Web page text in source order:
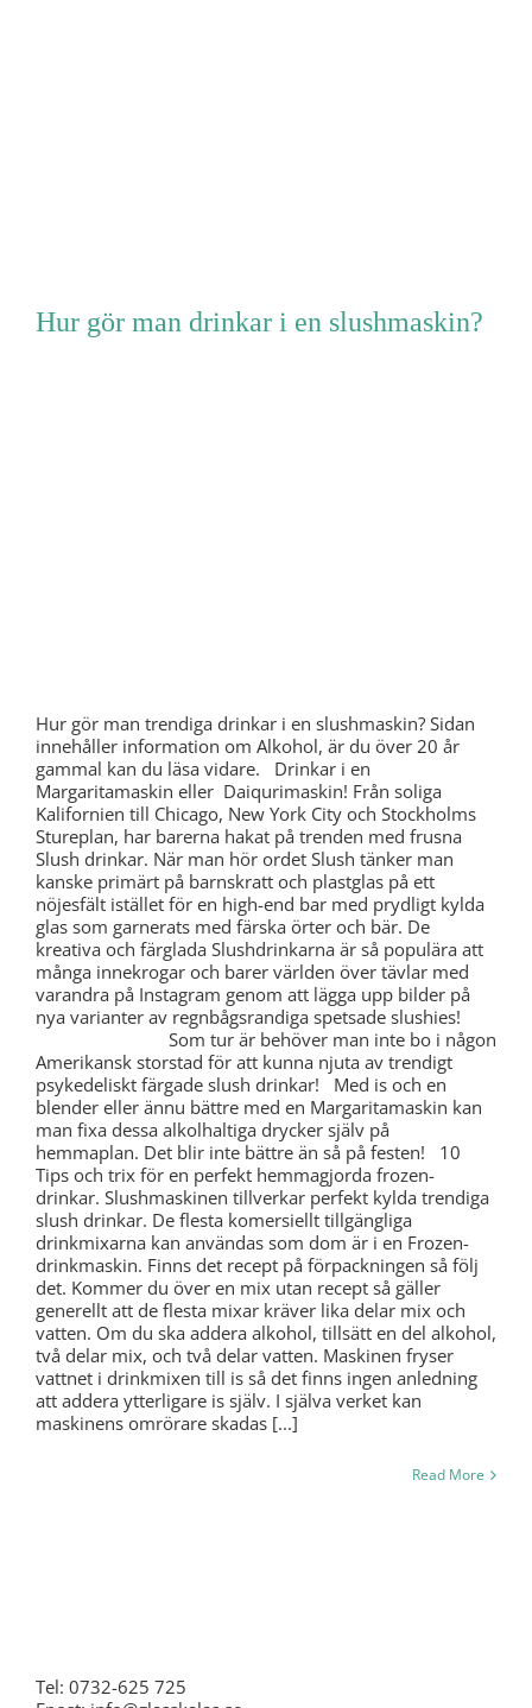
Hur gör man drinkar i en slushmaskin?
Hur gör man trendiga drinkar i en slushmaskin? Sidan
innehåller information om Alkohol, är du över 20 år
gammal kan du läsa vidare. Drinkar i en
Margaritamaskin eller Daiqurimaskin! Från soliga
Kalifornien till Chicago, New York City och Stockholms
Stureplan, har barerna hakat på trenden med frusna
Slush drinkar. När man hör ordet Slush tänker man
kanske primärt på barnskratt och plastglas på ett
nöjesfält istället för en high-end bar med prydligt kylda
glas som garnerats med färska örter och bär. De
kreativa och färglada Slushdrinkarna är så populära att
många innekrogar och barer världen över tävlar med
varandra på Instagram genom att lägga upp bilder på
nya varianter av regnbågsrandiga spetsade slushies!
Som tur är behöver man inte bo i någon
Amerikansk storstad för att kunna njuta av trendigt
psykedeliskt färgade slush drinkar! Med is och en
blender eller ännu bättre med en Margaritamaskin kan
man fixa dessa alkolhaltiga drycker själv på
hemmaplan. Det blir inte bättre än så på festen! 10
Tips och trix för en perfekt hemmagjorda frozen-
drinkar. Slushmaskinen tillverkar perfekt kylda trendiga
slush drinkar. De flesta komersiellt tillgängliga
drinkmixarna kan användas som dom är i en Frozen-
drinkmaskin. Finns det recept på förpackningen så följ
det. Kommer du över en mix utan recept så gäller
generellt att de flesta mixar kräver lika delar mix och
vatten. Om du ska addera alkohol, tillsätt en del alkohol,
två delar mix, och två delar vatten. Maskinen fryser
vattnet i drinkmixen till is så det finns ingen anledning
att addera ytterligare is själv. I själva verket kan
maskinens omrörare skadas [...]
Read More
Tel: 0732-625 725